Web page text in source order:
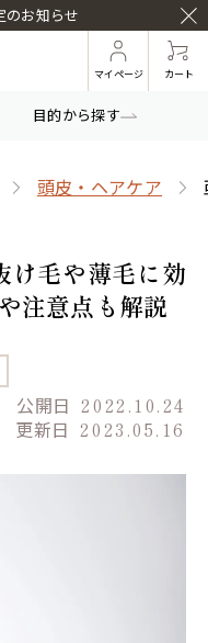
のお知らせ
マイページ カート
目的から探す
頭皮・ヘアケア
け毛や薄毛に効
注意点も解説
公開日 2022.10.24
更新日 2023.05.16